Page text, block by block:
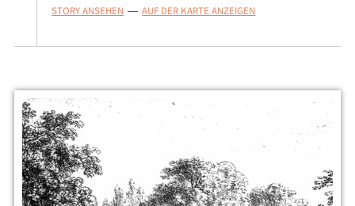
STORY ANSEHEN — AUF DER KARTE ANZEIGEN